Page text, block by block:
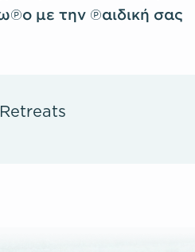
με την παιδική σας